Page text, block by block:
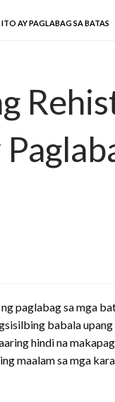
AY PAGLABAG SA BATAS
paglabag sa mga
babala
hindi na
maalam sa mga